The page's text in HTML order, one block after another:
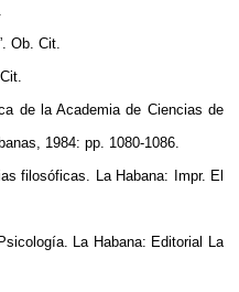
Ob. Cit.
de la Academia de Ciencias de
1984: pp. 1080-1086.
filosóficas. La Habana: Impr. El
La Habana: Editorial La